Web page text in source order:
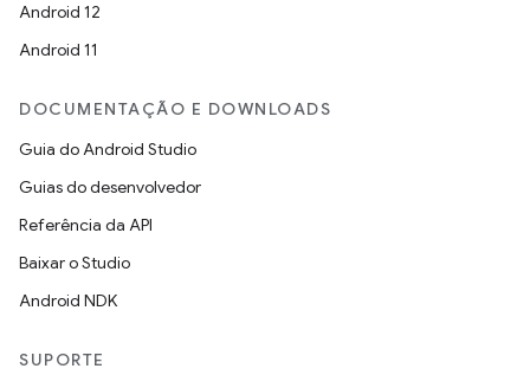
Android 12
Android 11
DOCUMENTAÇÃO E DOWNLOADS
Guia do Android Studio
Guias do desenvolvedor
Referência da API
Baixar o Studio
Android NDK
SUPORTE